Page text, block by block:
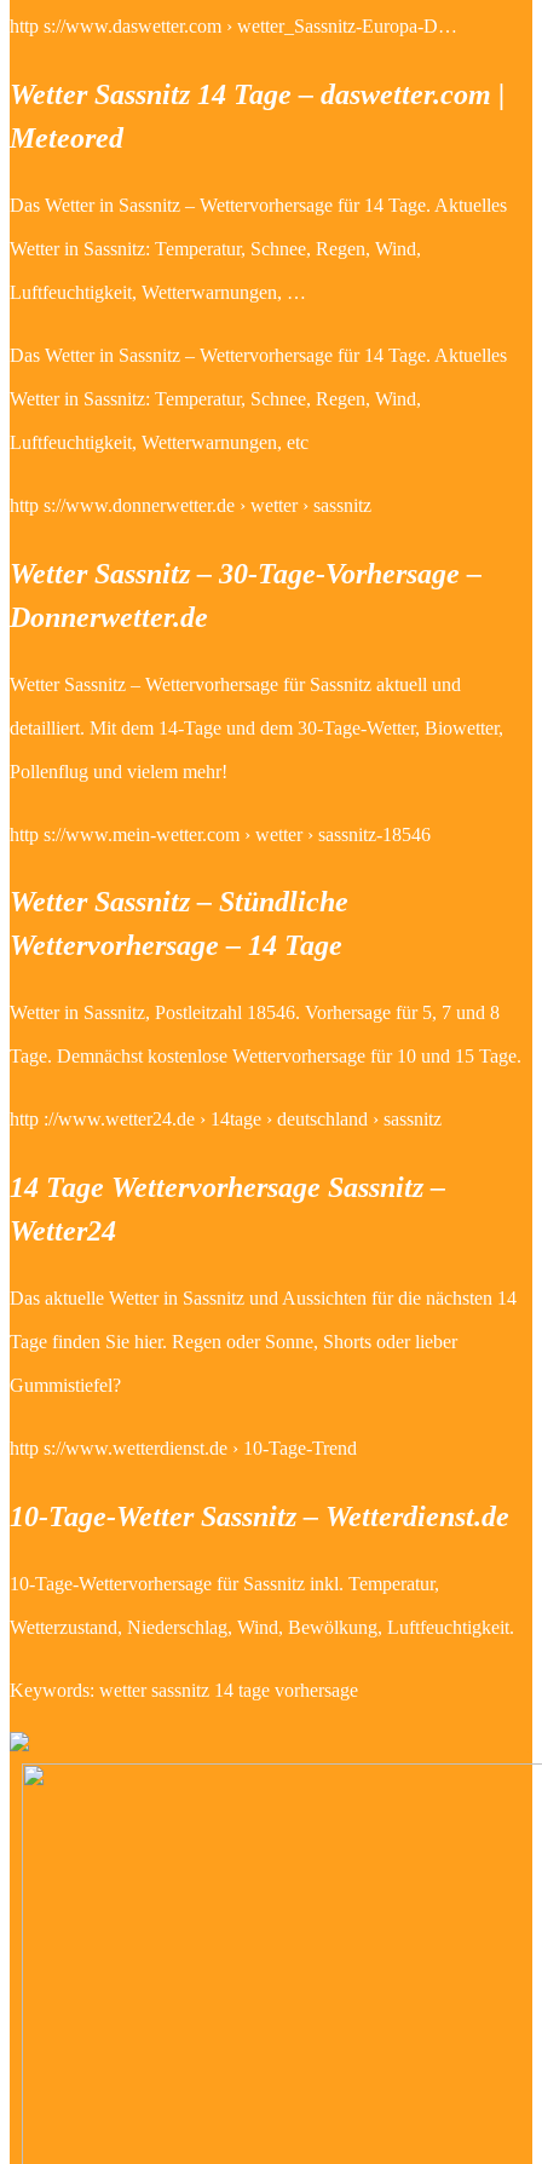
http s://www.daswetter.com › wetter_Sassnitz-Europa-D…
Wetter Sassnitz 14 Tage – daswetter.com |
Meteored
Das Wetter in Sassnitz – Wettervorhersage für 14 Tage. Aktuelles
Wetter in Sassnitz: Temperatur, Schnee, Regen, Wind,
Luftfeuchtigkeit, Wetterwarnungen, …
Das Wetter in Sassnitz – Wettervorhersage für 14 Tage. Aktuelles
Wetter in Sassnitz: Temperatur, Schnee, Regen, Wind,
Luftfeuchtigkeit, Wetterwarnungen, etc
http s://www.donnerwetter.de › wetter › sassnitz
Wetter Sassnitz – 30-Tage-Vorhersage –
Donnerwetter.de
Wetter Sassnitz – Wettervorhersage für Sassnitz aktuell und
detailliert. Mit dem 14-Tage und dem 30-Tage-Wetter, Biowetter,
Pollenflug und vielem mehr!
http s://www.mein-wetter.com › wetter › sassnitz-18546
Wetter Sassnitz – Stündliche
Wettervorhersage – 14 Tage
Wetter in Sassnitz, Postleitzahl 18546. Vorhersage für 5, 7 und 8
Tage. Demnächst kostenlose Wettervorhersage für 10 und 15 Tage.
http ://www.wetter24.de › 14tage › deutschland › sassnitz
14 Tage Wettervorhersage Sassnitz –
Wetter24
Das aktuelle Wetter in Sassnitz und Aussichten für die nächsten 14
Tage finden Sie hier. Regen oder Sonne, Shorts oder lieber
Gummistiefel?
http s://www.wetterdienst.de › 10-Tage-Trend
10-Tage-Wetter Sassnitz – Wetterdienst.de
10-Tage-Wettervorhersage für Sassnitz inkl. Temperatur,
Wetterzustand, Niederschlag, Wind, Bewölkung, Luftfeuchtigkeit.
Keywords: wetter sassnitz 14 tage vorhersage